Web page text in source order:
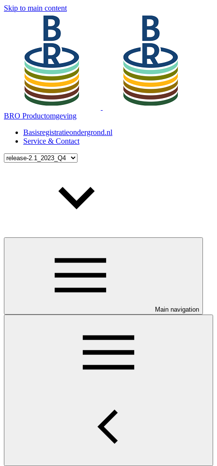
Skip to main content
BRO Productomgeving
Basisregistratieondergrond.nl
Service & Contact
Main navigation